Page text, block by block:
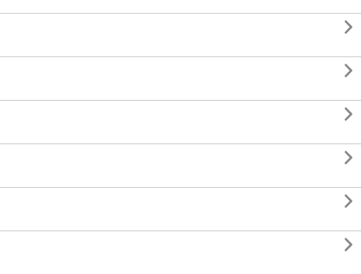





